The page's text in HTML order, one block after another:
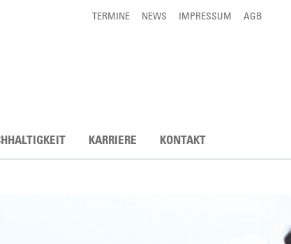
TERMINE NEWS IMPRESSUM AGB
KARRIERE KONTAKT